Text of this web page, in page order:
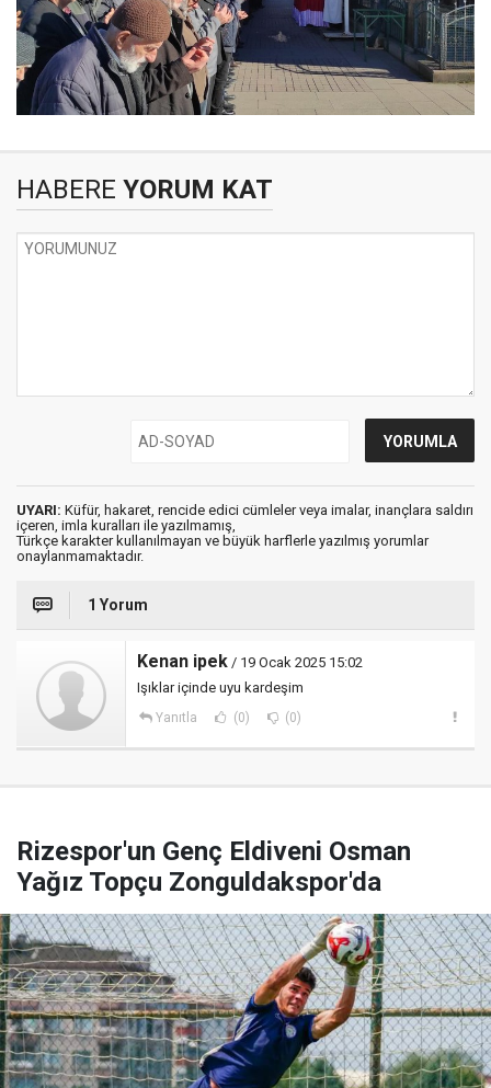
HABERE YORUM KAT
UYARI: Küfür, hakaret, rencide edici cümleler veya imalar, inançlara saldırı
içeren, imla kuralları ile yazılmamış,
Türkçe karakter kullanılmayan ve büyük harflerle yazılmış yorumlar
onaylanmamaktadır.
1 Yorum
Kenan ipek / 19 Ocak 2025 15:02
Işıklar içinde uyu kardeşim
Yanıtla (0) (0)
Rizespor'un Genç Eldiveni Osman
Yağız Topçu Zonguldakspor'da